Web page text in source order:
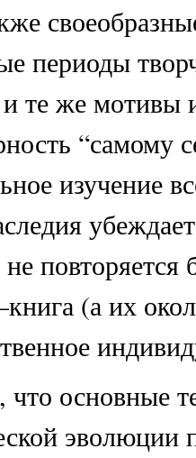
периоды
те же мотивы
“самому
изучение
повторяется
(а их
что основные
эволюции